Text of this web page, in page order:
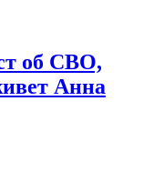
об СВО,
Анна